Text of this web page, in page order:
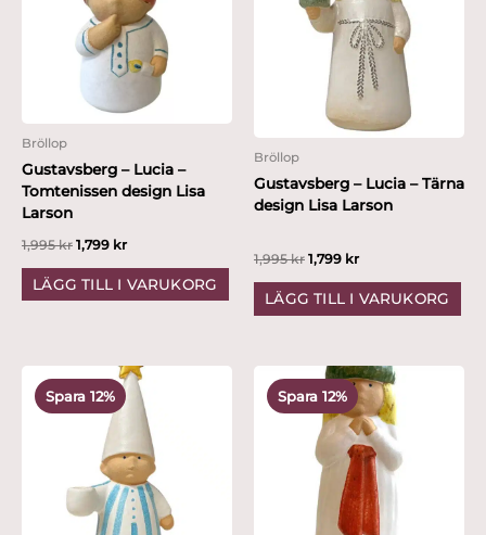
Bröllop
Gustavsberg – Lucia –
Tomtenissen design Lisa
Larson
1,995kr 1,799 kr
LÄGG TILL I VARUKORG
Bröllop
Gustavsberg – Lucia – Tärna
design Lisa Larson
1,995kr 1,799 kr
LÄGG TILL I VARUKORG
Spara 12%
ursprungliga
2,495 kr.
Det
nuvarande
priset
2,199 kr.
Spara 12%
Det
ursprungliga
var:
2,495 kr.
Det
nuvarande
priset
är:
2,199 kr.